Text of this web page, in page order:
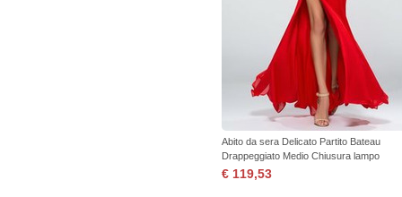
Abito da sera Delicato Partito Bateau
Drappeggiato Medio Chiusura lampo
€ 119,53